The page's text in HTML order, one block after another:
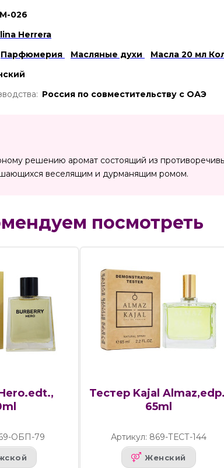
026
Herrera
Парфюмерия Масляные духи
Масла 20 мл
Россия по совместительству с ОАЭ
решению аромат состоящий из
веселящим и дурманящим ромом.
посмотреть
ОБП-79
Тестер Kajal
65ml
Артикул: 869-ТЕСТ-144
Женский